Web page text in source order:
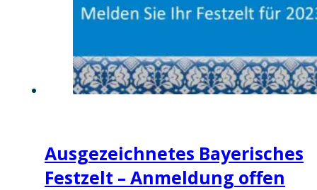
Ausgezeichnetes Bayerisches
Festzelt – Anmeldung offen